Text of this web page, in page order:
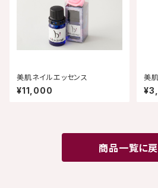
美肌ネイルエッセンス
¥11,000
美
商品一覧に